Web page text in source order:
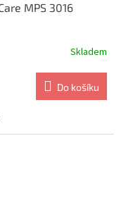
MPS 3016
Skladem
Do košíku